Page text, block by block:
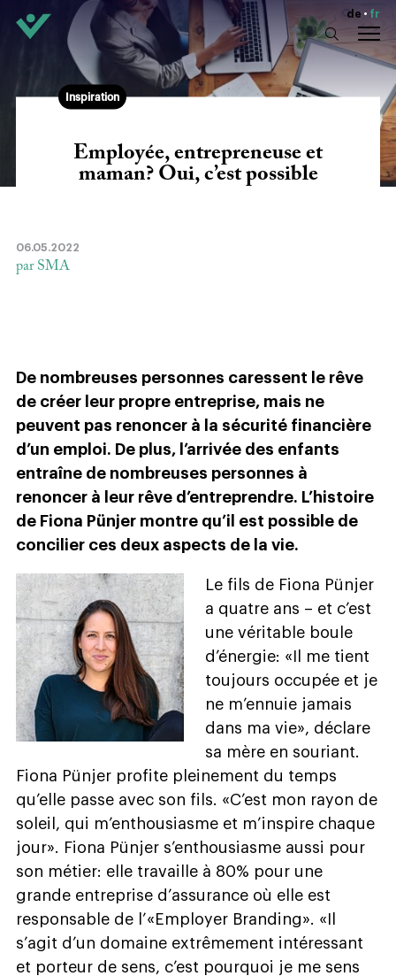
de fr
Inspiration
Employée, entrepreneuse et
maman? Oui, c’est possible
06.05.2022
par SMA
De nombreuses personnes caressent le rêve
de créer leur propre entreprise, mais ne
peuvent pas renoncer à la sécurité financière
d’un emploi. De plus, l’arrivée des enfants
entraîne de nombreuses personnes à
renoncer à leur rêve d’entreprendre. L’histoire
de Fiona Pünjer montre qu’il est possible de
concilier ces deux aspects de la vie.
Le fils de Fiona Pünjer
a quatre ans – et c’est
une véritable boule
d’énergie: «Il me tient
toujours occupée et je
ne m’ennuie jamais
dans ma vie», déclare
sa mère en souriant.
Fiona Pünjer profite pleinement du temps
qu’elle passe avec son fils. «C’est mon rayon de
soleil, qui m’enthousiasme et m’inspire chaque
jour». Fiona Pünjer s’enthousiasme aussi pour
son métier: elle travaille à 80% pour une
grande entreprise d’assurance où elle est
responsable de l’«Employer Branding». «Il
s’agit d’un domaine extrêmement intéressant
et porteur de sens, c’est pourquoi je me sens